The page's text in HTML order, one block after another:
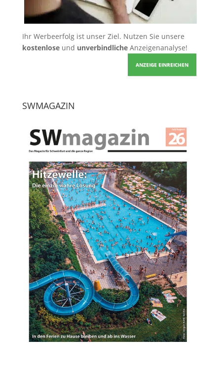
Ihr Werbeerfolg ist unser Ziel. Nutzen Sie unsere
kostenloseund unverbindlicheAnzeigenanalyse!
ANZEIGE EINREICHEN
SWMAGAZIN